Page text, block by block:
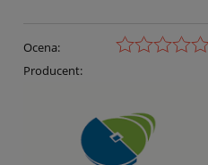
Ocena:
Producent: